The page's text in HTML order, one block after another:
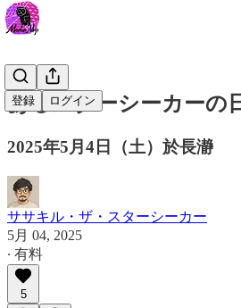
登録 ログイン
あるスターシーカーの
2025年5月4日（土）於長瀞
ササキル・ザ・スターシーカー
5月 04, 2025
∙ 有料
5